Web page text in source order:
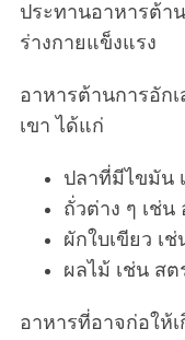
ประทานอาหารต้า
ร่างกายแข็งแรง
อาหารต้านการอัก
เขา ได้แก่
ปลาที่มีไขมัน
ถั่วต่าง ๆ เช่
ผักใบเขียว เ
ผลไม้ เช่น สต
อาหารที่อาจก่อให้